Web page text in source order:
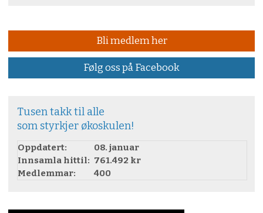
Bli medlem her
Følg oss på Facebook
Tusen takk til alle
som styrkjer økoskulen!
Oppdatert:
08. januar
Innsamla hittil: 761.492 kr
Medlemmar:
400